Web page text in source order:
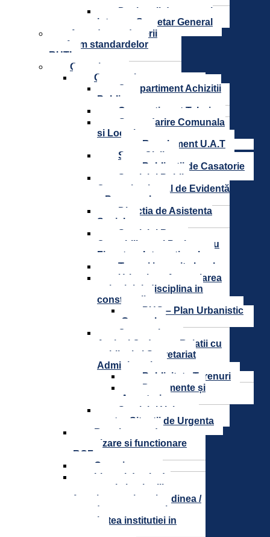
Declaratii de avere si
interese Secretar General
Agenda conducerii
conform standardelor
RUTI
Organizare
Compartimente
Compartiment Achizitii
Publice
Compartiment Tehnic
Gospodarire Comunala
si Locativa
Regulament U.A.T
Stare Civila
Publicatii de Casatorie
Serviciul Public
Comunitar Local de Evidentă
a Persoanelor
Directia de Asistenta
Sociala
Serviciul Buget
Contabilitate si Proiecte cu
Finantare Internationala
Taxe si impozite locale
Urbanism, Amenajarea
teritoriului, disciplina in
constructii
PUG – Plan Urbanistic
General
Compartiment
Agricol,Cadastru, Relatii cu
publicul si Secretariat
Administrativ
Publicitate Terenuri
Documente și
Anunțuri
Serviciul Voluntar
pentru Situatii de Urgenta
Regulament de
organizare si functionare
ROF
Organigrama
Lista si datele de
contact ale institutiilor care
functionarea in subordinea /
coordonarea sau sub
autoritatea institutiei in